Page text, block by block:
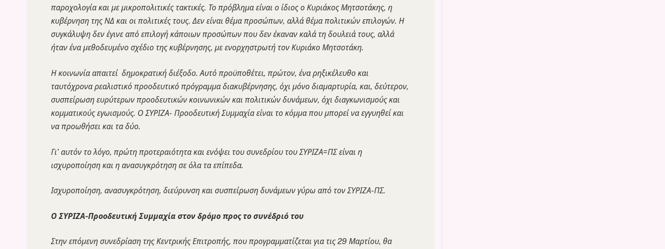
παροχολογία και με μικροπολιτικές τακτικές. Το πρόβλημα είναι ο ίδιος ο Κυριάκος Μητσοτάκης, η
κυβέρνηση της ΝΔ και οι πολιτικές τους. Δεν είναι θέμα προσώπων, αλλά θέμα πολιτικών επιλογών. Η
συγκάλυψη δεν έγινε από επιλογή κάποιων προσώπων που δεν έκαναν καλά τη δουλειά τους, αλλά
ήταν ένα μεθοδευμένο σχέδιο της κυβέρνησης, με ενορχηστρωτή τον Κυριάκο Μητσοτάκη.
Η κοινωνία απαιτεί δημοκρατική διέξοδο. Αυτό προϋποθέτει, πρώτον, ένα ρηξικέλευθο και
ταυτόχρονα ρεαλιστικό προοδευτικό πρόγραμμα διακυβέρνησης, όχι μόνο διαμαρτυρία, και, δεύτερον,
συσπείρωση ευρύτερων προοδευτικών κοινωνικών και πολιτικών δυνάμεων, όχι διαγκωνισμούς και
κομματικούς εγωισμούς. Ο ΣΥΡΙΖΑ- Προοδευτική Συμμαχία είναι το κόμμα που μπορεί να εγγυηθεί και
να προωθήσει και τα δύο.
Γι’ αυτόν το λόγο, πρώτη προτεραιότητα και ενόψει του συνεδρίου του ΣΥΡΙΖΑ=ΠΣ είναι η
ισχυροποίηση και η ανασυγκρότηση σε όλα τα επίπεδα.
Ισχυροποίηση, ανασυγκρότηση, διεύρυνση και συσπείρωση δυνάμεων γύρω από τον ΣΥΡΙΖΑ-ΠΣ.
Ο ΣΥΡΙΖΑ-Προοδευτική Συμμαχία στον δρόμο προς το συνέδριό του
Στην επόμενη συνεδρίαση της Κεντρικής Επιτροπής, που προγραμματίζεται για τις 29 Μαρτίου, θα